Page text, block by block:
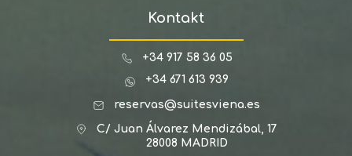
Kontakt
+34 917 58 36 05
+34 671 613 939
reservas@suitesviena.es
C/ Juan Álvarez Mendizábal, 17
28008 MADRID